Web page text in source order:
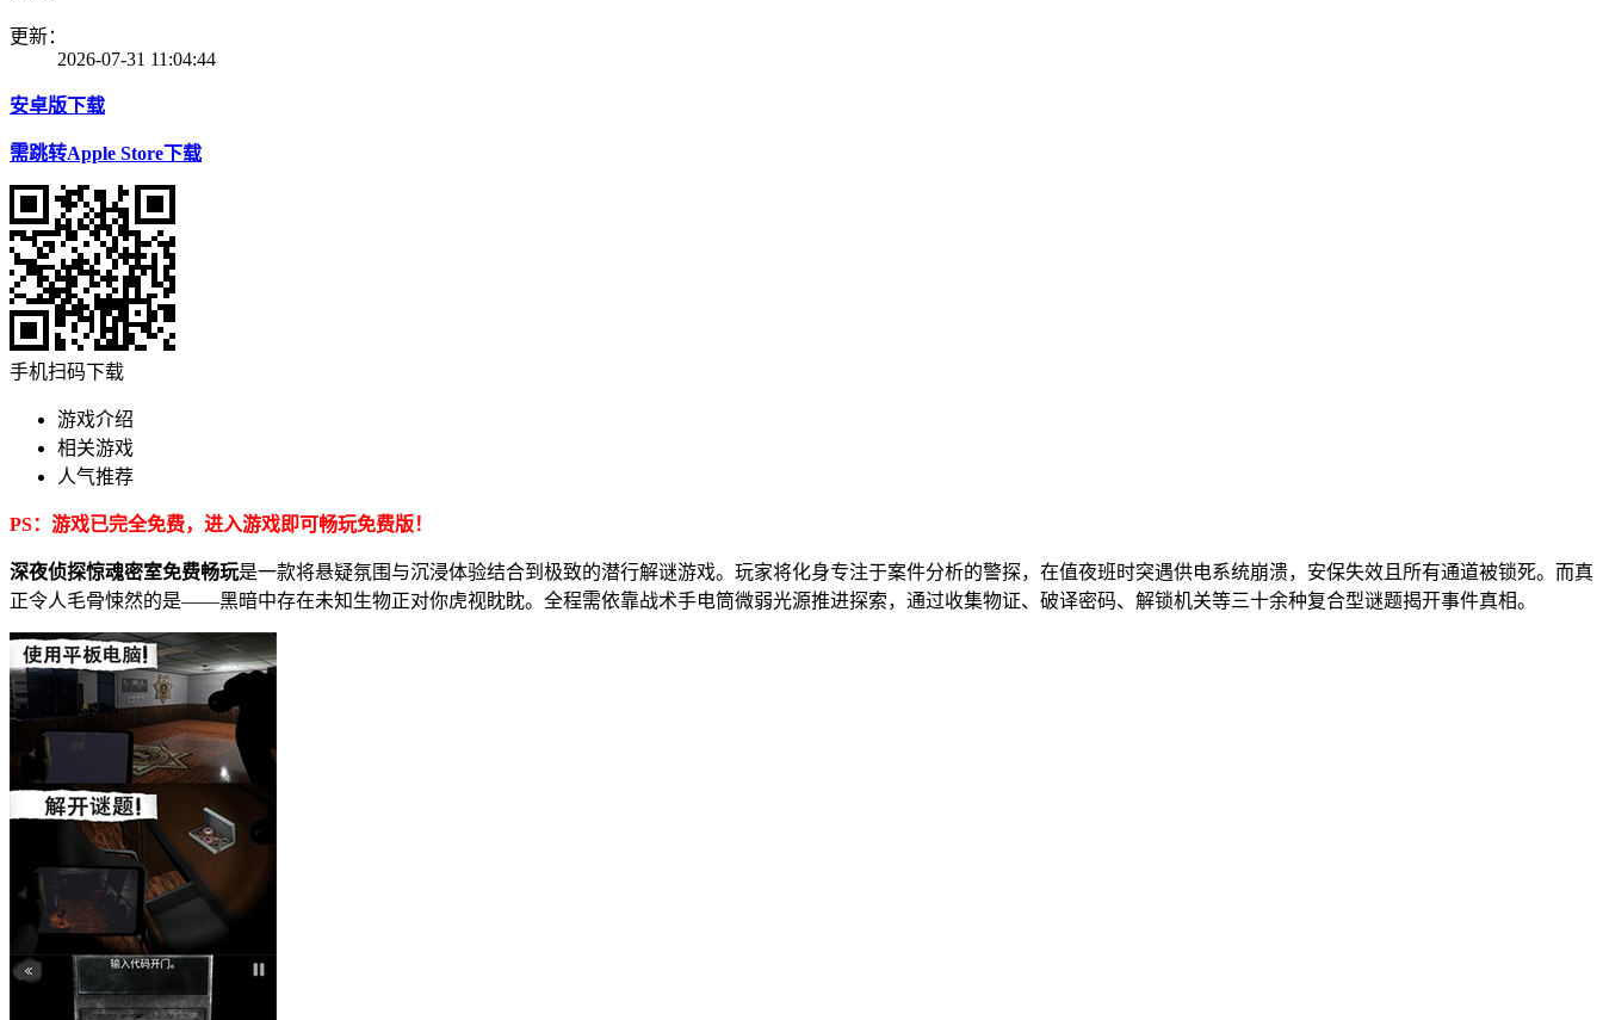
更新：
2026-07-31 11:04:44
安卓版下载
需跳转Apple Store下载
手机扫码下载
游戏介绍
相关游戏
人气推荐
PS：游戏已完全免费，进入游戏即可畅玩免费版！
深夜侦探惊魂密室免费畅玩是一款将悬疑氛围与沉浸体验结合到极致的潜行解谜游戏。玩家将化身专注于案件分析的警探，在值夜班时突遇供电系统崩溃，安保失效且所有通道被锁死。而真
正令人毛骨悚然的是——黑暗中存在未知生物正对你虎视眈眈。全程需依靠战术手电筒微弱光源推进探索，通过收集物证、破译密码、解锁机关等三十余种复合型谜题揭开事件真相。